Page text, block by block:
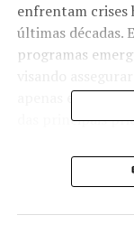
enfrentam crises
últimas décadas.
programas
apenas em
das principais
O projeto